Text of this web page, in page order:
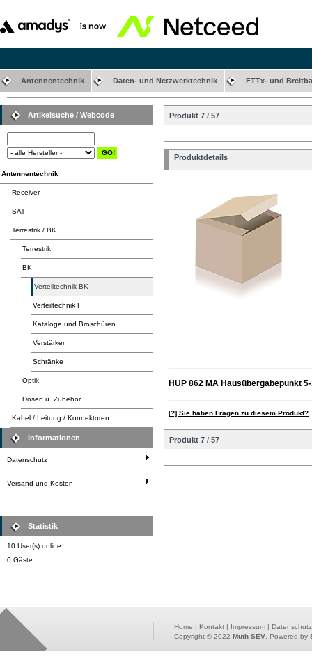
Antennentechnik Daten- und Netzwerktechnik FTTx- und
Artikelsuche / Webcode
Antennentechnik
Receiver
SAT
Terrestrik / BK
Terrestrik
BK
Verteiltechnik BK
Verteiltechnik F
Kataloge und Broschüren
Verstärker
Schränke
Optik
Dosen u. Zubehör
Kabel / Leitung / Konnektoren
Informationen
Datenschutz
Versand und Kosten
Statistik
10 User(s) online
0 Gäste
Produkt 7 / 57
Produktdetails
HÜP 862 MA Hausübergabepunkt
[?] Sie haben Fragen zu diesem Produkt?
Produkt 7 / 57
Home | Kontakt | Impressum |
Copyright © 2022 Muth SEV . Powered by